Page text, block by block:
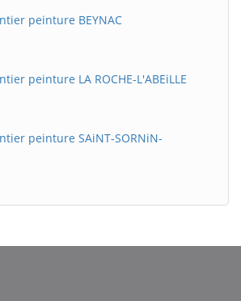
peinture BEYNAC
peinture LA ROCHE-L'ABEiLLE
peinture SAiNT-SORNiN-